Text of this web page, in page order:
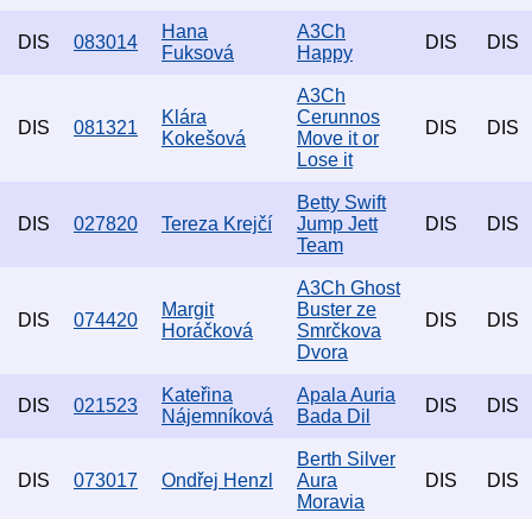
DIS 083014
Hana
Fuksová
A3Ch
Happy
DIS DIS
DIS 081321
Klára
Kokešová
A3Ch
Cerunnos
Move it or
Lose it
DIS DIS
DIS 027820 Tereza Krejčí
Betty Swift
Jump Jett
Team
DIS DIS
DIS 074420
Margit
Horáčková
A3Ch Ghost
Buster ze
Smrčkova
Dvora
DIS DIS
DIS 021523
Kateřina
Nájemníková
Apala Auria
Bada Dil
DIS DIS
DIS 073017 Ondřej Henzl
Berth Silver
Aura
Moravia
DIS DIS